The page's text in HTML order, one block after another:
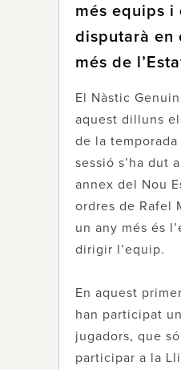
més equips i
disputarà en
més de
El Nàstic
aquest dilluns
de la temporada
sessió s’ha dut
annex del Nou
ordres de Rafel
un any més és
dirigir l’equip.
En aquest
han participat
jugadors, que
participar a la